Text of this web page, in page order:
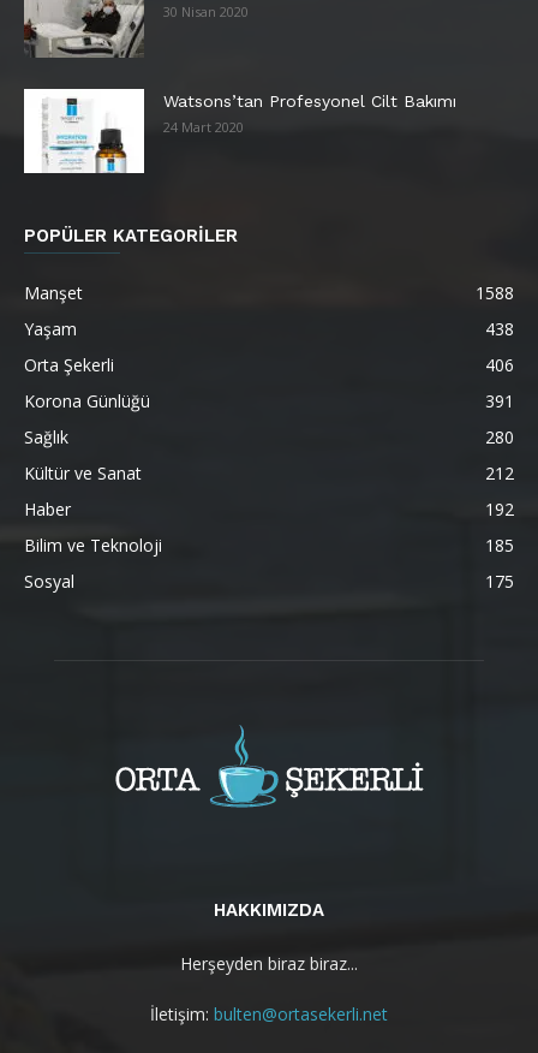
30 Nisan 2020
Watsons’tan Profesyonel Cilt Bakımı
24 Mart 2020
POPÜLER KATEGORİLER
Manşet
1588
Yaşam
438
Orta Şekerli
406
Korona Günlüğü
391
Sağlık
280
Kültür ve Sanat
212
Haber
192
Bilim ve Teknoloji
185
Sosyal
175
HAKKIMIZDA
Herşeyden biraz biraz...
İletişim: bulten@ortasekerli.net